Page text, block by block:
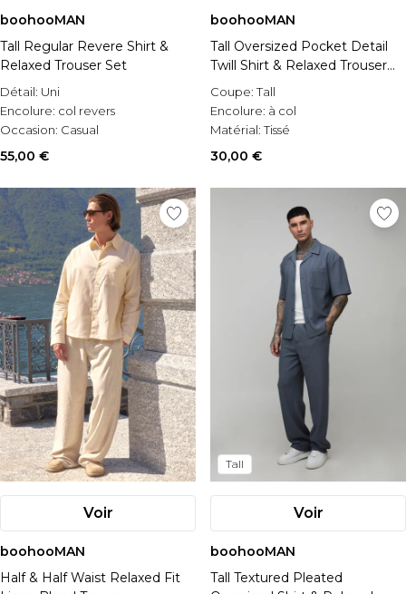
boohooMAN
Tall Regular Revere Shirt &
Relaxed Trouser Set
Détail: Uni
Encolure: col revers
Occasion: Casual
55,00 €
boohooMAN
Tall Oversized Pocket Detail
Twill Shirt & Relaxed Trouser
Set
Coupe:Tall
Encolure: à col
Matérial:Tissé
30,00 €
Voir
boohooMAN
Half & Half Waist Relaxed Fit
Tall
Voir
boohooMAN
Tall Textured Pleated